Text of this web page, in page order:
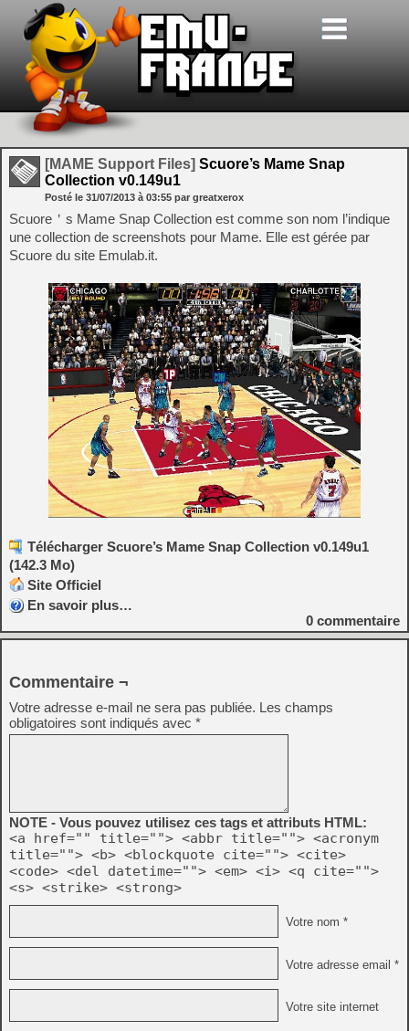
[MAME Support Files] Scuore’s Mame Snap
Collection v0.149u1
Posté le 31/07/2013 à 03:55 par greatxerox
Scuore＇s Mame Snap Collection est comme son nom l’indique
une collection de screenshots pour Mame. Elle est gérée par
Scuore du site Emulab.it.
Télécharger Scuore’s Mame Snap Collection v0.149u1
(142.3 Mo)
Site Officiel
En savoir plus…
0 commentaire
Commentaire ¬
Votre adresse e-mail ne sera pas publiée. Les champs
obligatoires sont indiqués avec *
NOTE - Vous pouvez utilisez ces tags et attributs HTML:
<a href="" title=""> <abbr title=""> <acronym
title=""> <b> <blockquote cite=""> <cite>
<code> <del datetime=""> <em> <i> <q cite="">
<s> <strike> <strong>
Votre nom *
Votre adresse email *
Votre site internet